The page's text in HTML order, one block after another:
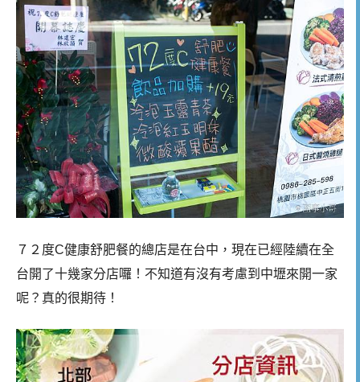
７２度C健康舒肥餐的總店是在台中，現在已經陸續在全
台開了十幾家分店囉！不知道有沒有考慮到中壢來開一家
呢？真的很期待！